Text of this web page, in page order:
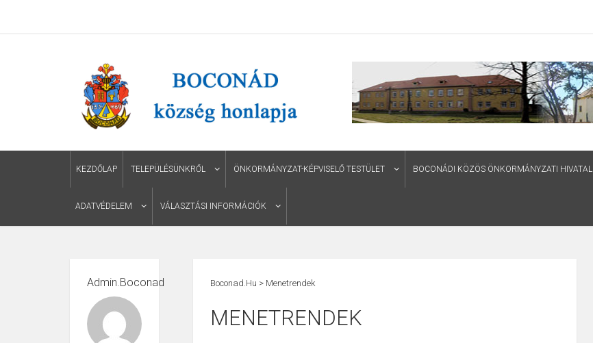
KEZDŐLAP TELEPÜLÉSÜNKRŐL ÖNKORMÁNYZAT-KÉPVISELŐ TESTÜLET BOCONÁDI KÖZÖS ÖNKORMÁNYZATI HIVATAL
ADATVÉDELEM VÁLASZTÁSI INFORMÁCIÓK
Admin.boconad Boconad.hu > Menetrendek
MENETRENDEK